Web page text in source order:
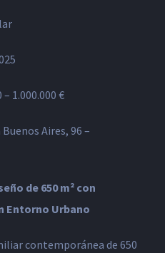
1.000.000 €
Aires, 96 –
de 650 m² con
Entorno Urbano
contemporánea de 650